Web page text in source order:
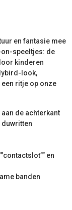
en fantasie mee
speeltjes: de
kinderen
look,
een ritje op onze
de achterkant
en
banden